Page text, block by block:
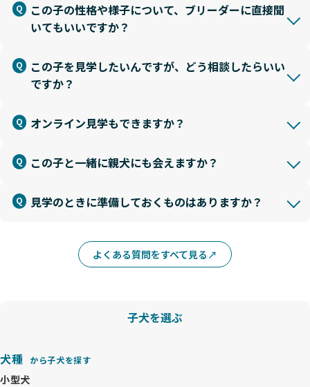
この子の性格や様子について、ブリーダーに直接聞
いてもいいですか？
この子を見学したいんですが、どう相談したらいい
ですか？
オンライン見学もできますか？
この子と一緒に親犬にも会えますか？
見学のときに準備しておくものはありますか？
よくある質問をすべて見る
子犬を選ぶ
犬種 から子犬を探す
小型犬